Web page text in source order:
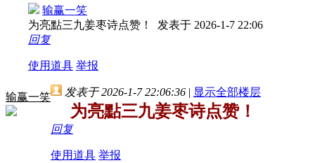
输赢一笑
为亮點三九姜枣诗点赞！ 发表于 2026-1-7 22:06
回复
使用道具 举报
输赢一笑 发表于 2026-1-7 22:06:36 | 显示全部楼层
为亮點三九姜枣诗点赞！
回复
使用道具 举报